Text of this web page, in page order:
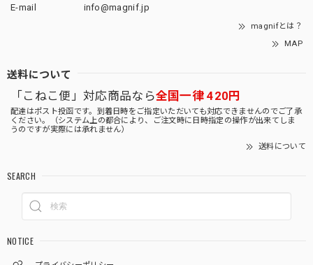
E-mail
info@magnif.jp
magnifとは？
MAP
送料について
「こねこ便」対応商品なら全国一律 420円
配達はポスト投函です。到着日時をご指定いただいても対応できませんのでご了承
ください。（システム上の都合により、ご注文時に日時指定の操作が出来てしま
うのですが実際には承れません）
送料について
SEARCH
NOTICE